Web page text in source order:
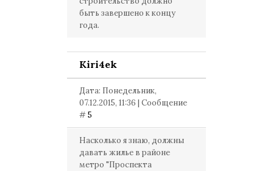
быть завершено к концу
года.
Kiri4ek
Дата: Понедельник,
07.12.2015, 11:36 | Сообщение
#5
Насколько я знаю, должны
давать жилье в районе
метро "Проспекта